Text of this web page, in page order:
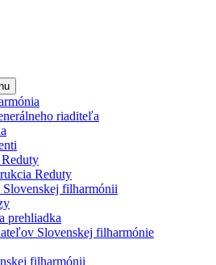
riaditeľa
Reduty
Slovenskej filharmónii
prehliadka
Slovenskej filharmónie
filharmónii